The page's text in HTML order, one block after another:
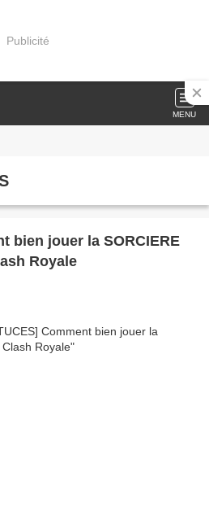
Publicité
MENU
bien jouer la SORCIERE
Royale